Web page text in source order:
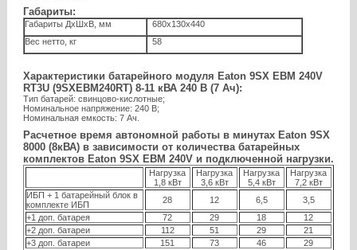
Габариты:
Габариты ДхШхВ, мм
680x130x440
Вес нетто, кг
58
Характеристики батарейного модуля Eaton 9SX EBM 240V
RT3U (9SXEBM240RT) 8-11 кВА 240 В (7 Ач):
Тип батарей: свинцово-кислотные;
Номинальное напряжение: 240 В;
Номинальная емкость: 7 Ач.
Расчетное время автономной работы в минутах Eaton 9SX
8000 (8кВА) в зависимости от количества батарейных
комплектов Eaton 9SX EBM 240V и подключенной нагрузки.
Нагрузка
1,8 кВт
Нагрузка
3,6 кВт
Нагрузка
5,4 кВт
Нагрузка
7,2 кВт
ИБП + 1 батарейный блок в
комплекте ИБП
28 12 6,5
3,5
+1 доп. батарея
72 29 18
12
+2 доп. батареи
112 51 29
21
+3 доп. батареи
151 73 46
29